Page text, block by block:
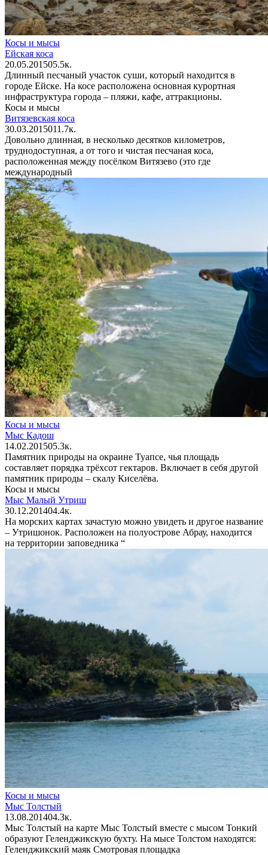
Косы и мысы
Ейская коса
20.05.201505.5к.
Длинный песчаный участок суши, который находится в
городе Ейске. На косе расположена основная курортная
инфраструктура города – пляжи, кафе, аттракционы.
Косы и мысы
Витязевская коса
30.03.2015011.7к.
Довольно длинная, в несколько десятков километров,
труднодоступная, а от того и чистая песчаная коса,
расположенная между посёлком Витязево (это где
международный
Косы и мысы
Мыс Кадош
14.02.201505.3к.
Памятник природы на окраине Туапсе, чья площадь
составляет порядка трёхсот гектаров. Включает в себя другой
памятник природы – скалу Киселёва.
Косы и мысы
Мыс Малый Утриш
30.12.201404.4к.
На морских картах зачастую можно увидеть и другое название
– Утришонок. Расположен на полуострове Абрау, находится
на территории заповедника “
Косы и мысы
Мыс Толстый
13.08.201404.3к.
Мыс Толстый на карте Мыс Толстый вместе с мысом Тонкий
образуют Геленджикскую бухту. На мысе Толстом находятся:
Геленджикский маяк Смотровая площадка